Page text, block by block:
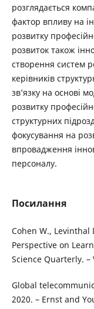
розглядається
фактор впливу на
розвитку
розвиток також
створення систем
керівників
зв’язку на основі
розвитку
структурних
фокусування на
впровадження
персоналу.
Посилання
Cohen W., Levinthal
Perspective on
Science Quarterly. –
Global
2020. – Ernst and